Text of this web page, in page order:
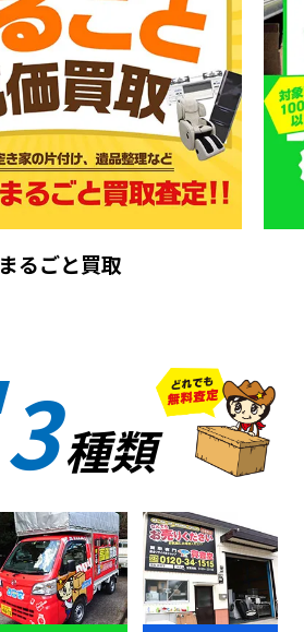
まるごと買取
3種類